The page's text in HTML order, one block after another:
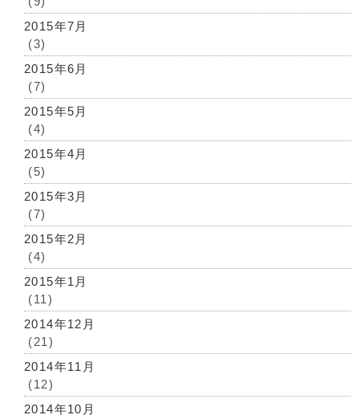
2015年7月
(3)
2015年6月
(7)
2015年5月
(4)
2015年4月
(5)
2015年3月
(7)
2015年2月
(4)
2015年1月
(11)
2014年12月
(21)
2014年11月
(12)
2014年10月